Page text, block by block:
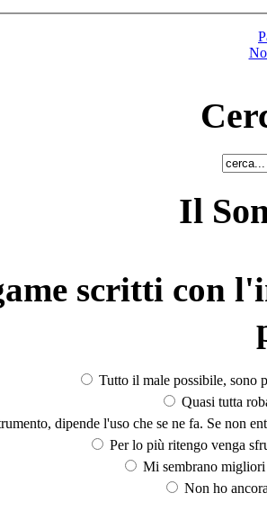
Il
scritti con
Tutto il male possibile, sono
Quasi tutta
dipende l'uso che se ne fa. Se non
Per lo più ritengo venga
Mi sembrano
Non ho